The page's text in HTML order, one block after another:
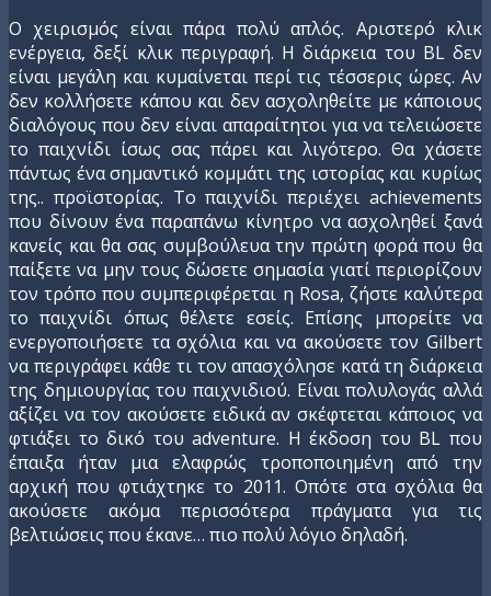
Ο χειρισμός είναι πάρα πολύ απλός. Αριστερό κλικ
ενέργεια, δεξί κλικ περιγραφή. Η διάρκεια του BL δεν
είναι μεγάλη και κυμαίνεται περί τις τέσσερις ώρες. Αν
δεν κολλήσετε κάπου και δεν ασχοληθείτε με κάποιους
διαλόγους που δεν είναι απαραίτητοι για να τελειώσετε
το παιχνίδι ίσως σας πάρει και λιγότερο. Θα χάσετε
πάντως ένα σημαντικό κομμάτι της ιστορίας και κυρίως
της.. προϊστορίας. Το παιχνίδι περιέχει achievements
που δίνουν ένα παραπάνω κίνητρο να ασχοληθεί ξανά
κανείς και θα σας συμβούλευα την πρώτη φορά που θα
παίξετε να μην τους δώσετε σημασία γιατί περιορίζουν
τον τρόπο που συμπεριφέρεται η Rosa, ζήστε καλύτερα
το παιχνίδι όπως θέλετε εσείς. Επίσης μπορείτε να
ενεργοποιήσετε τα σχόλια και να ακούσετε τον Gilbert
να περιγράφει κάθε τι τον απασχόλησε κατά τη διάρκεια
της δημιουργίας του παιχνιδιού. Είναι πολυλογάς αλλά
αξίζει να τον ακούσετε ειδικά αν σκέφτεται κάποιος να
φτιάξει το δικό του adventure. Η έκδοση του BL που
έπαιξα ήταν μια ελαφρώς τροποποιημένη από την
αρχική που φτιάχτηκε το 2011. Οπότε στα σχόλια θα
ακούσετε ακόμα περισσότερα πράγματα για τις
βελτιώσεις που έκανε… πιο πολύ λόγιο δηλαδή.